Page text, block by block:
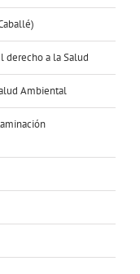
derecho a la Salud
Ambiental